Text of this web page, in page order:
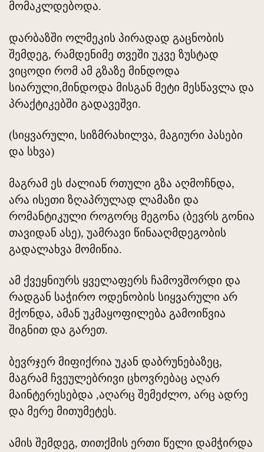
მომაკლდებოდა.
დარბაზში ოლმეკის პირადად გაცნობის
შემდეგ, რამდენიმე თვეში უკვე ზუსტად
ვიცოდი რომ ამ გზაზე მინდოდა
სიარული,მინდოდა მისგან მეტი მესწავლა და
პრაქტიკებში გადავეშვი.
(სიყვარული, სიზმრახილვა, მაგიური პასები
და სხვა)
მაგრამ ეს ძალიან რთული გზა აღმოჩნდა,
არა ისეთი ზღაპრულად ლამაზი და
რომანტიკული როგორც მეგონა (ბევრს გონია
თავიდან ასე), უამრავი წინააღმდეგობის
გადალახვა მომიწია.
ამ ქვეყნიურს ყველაფერს ჩამოვშორდი და
რადგან საჭირო ოდენობის სიყვარული არ
მქონდა, ამან უკმაყოფილება გამოიწვია
შიგნით და გარეთ.
ბევრჯერ მიფიქრია უკან დაბრუნებაზეც,
მაგრამ ჩვეულებრივი ცხოვრებაც აღარ
მაინტერესებდა ,აღარც შემეძლო, არც ადრე
და მერე მითუმეტეს.
ამის შემდეგ, თითქმის ერთი წელი დამჭირდა